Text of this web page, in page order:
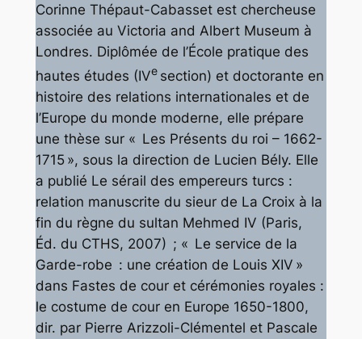
Corinne Thépaut-Cabasset est chercheuse
associée au Victoria and Albert Museum à
Londres. Diplômée de l’École pratique des
hautes études (IVesection) et doctorante en
histoire des relations internationales et de
l’Europe du monde moderne, elle prépare
une thèse sur « Les Présents du roi – 1662-
1715 », sous la direction de Lucien Bély. Elle
a publié Le sérail des empereurs turcs :
relation manuscrite du sieur de La Croix à la
fin du règne du sultan Mehmed IV (Paris,
Éd. du CTHS, 2007) ; « Le service de la
Garde-robe : une création de Louis XIV »
dans Fastes de cour et cérémonies royales :
le costume de cour en Europe 1650-1800,
dir. par Pierre Arizzoli-Clémentel et Pascale